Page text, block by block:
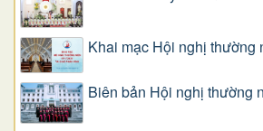
Khai mạc Hội nghị thường
Biên bản Hội nghị thường